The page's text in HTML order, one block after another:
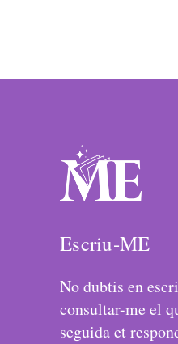
Escriu-ME
No dubtis en
consultar-me el
seguida et